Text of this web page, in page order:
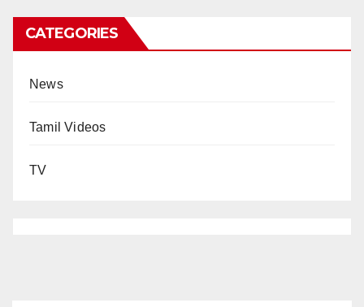
CATEGORIES
News
Tamil Videos
TV